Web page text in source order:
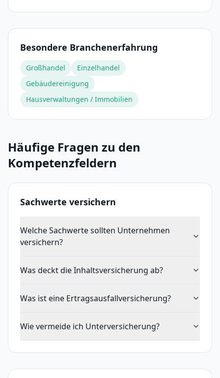
Besondere Branchenerfahrung
Großhandel
Einzelhandel
Gebäudereinigung
Hausverwaltungen / Immobilien
Häufige Fragen zu den
Kompetenzfeldern
Sachwerte versichern
Welche Sachwerte sollten Unternehmen
versichern?
Was deckt die Inhaltsversicherung ab?
Was ist eine Ertragsausfallversicherung?
Wie vermeide ich Unterversicherung?